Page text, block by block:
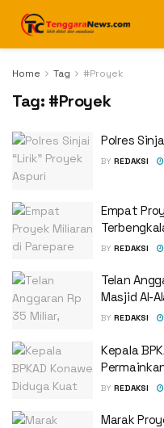
Home Tag #Proyek
Tag: #Proyek
Polres
BY REDAKSI
Empat
BY REDAKSI
Telan
Masjid Al-
BY REDAKSI
Kepala
BY REDAKSI
Marak